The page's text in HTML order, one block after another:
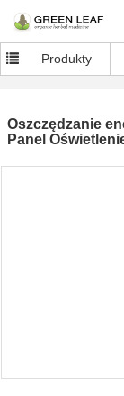
Produkty
Oszczędzanie
Panel